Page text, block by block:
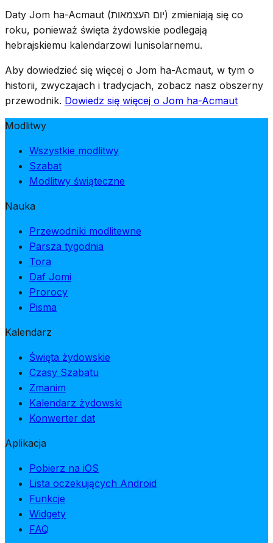
upamiętniających pochodni zostają zgaszone i
rozpoczyna się świętowanie — od żałoby do radości w
ciągu jednego wieczoru, podkreślając cenę zapłaconą
za niepodległość.
Daty Jom ha-Acmaut (יום העצמאות) zmieniają się co
roku, ponieważ święta żydowskie podlegają
hebrajskiemu kalendarzowi lunisolarnemu.
Aby dowiedzieć się więcej o Jom ha-Acmaut, w tym o
historii, zwyczajach i tradycjach, zobacz nasz obszerny
przewodnik. Dowiedz się więcej o Jom ha-Acmaut
Modlitwy
Wszystkie modlitwy
Szabat
Modlitwy świąteczne
Nauka
Przewodniki modlitewne
Parsza tygodnia
Tora
Daf Jomi
Prorocy
Pisma
Kalendarz
Święta żydowskie
Czasy Szabatu
Zmanim
Kalendarz żydowski
Konwerter dat
Aplikacja
Pobierz na iOS
Lista oczekujących Android
Funkcje
Widgety
FAQ